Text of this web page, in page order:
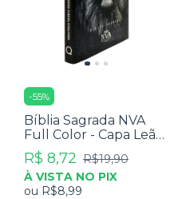
-55%
Bíblia Sagrada NVA
Full Color - Capa Leão
Rei Dos Reis
R$ 8,72 R$19,90
À VISTA NO PIX
ou R$8,99